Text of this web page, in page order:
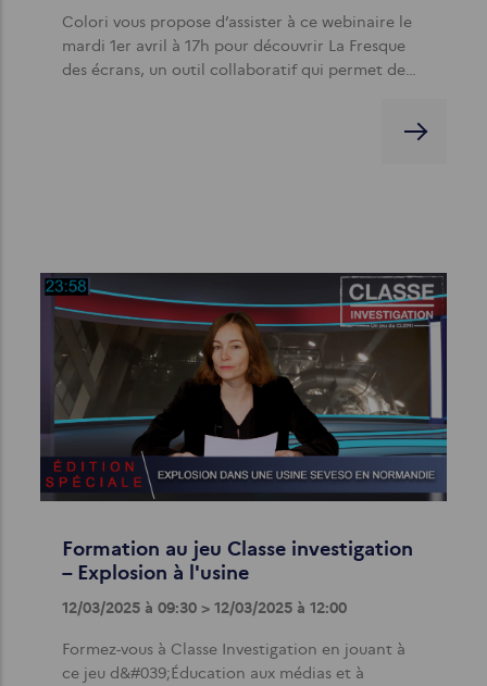
Colori vous propose d’assister à ce webinaire le
mardi 1er avril à 17h pour découvrir La Fresque
des écrans, un outil collaboratif qui permet de…
Formation au jeu Classe investigation
– Explosion à l'usine
12/03/2025 à 09:30 > 12/03/2025 à 12:00
Formez-vous à Classe Investigation en jouant à
ce jeu d&#039;Éducation aux médias et à